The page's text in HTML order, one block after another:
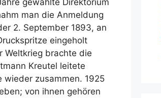
man die Anmeldung
2. September 1893, an
eingeholt
Weltkrieg brachte die
Kreutel leitete
wieder zusammen. 1925
von ihnen gehören